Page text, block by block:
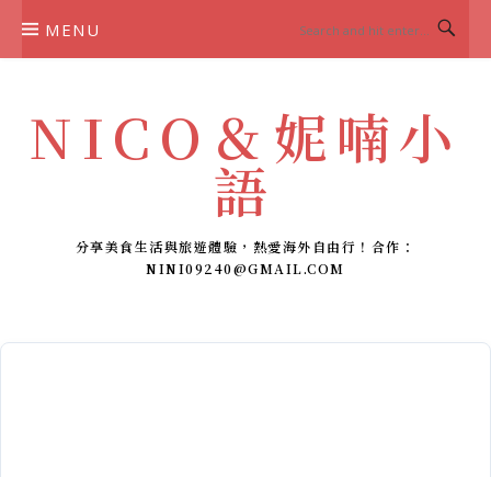
MENU
NICO＆妮喃小
語
分享美食生活與旅遊體驗，熱愛海外自由行！合作：
NINI09240@GMAIL.COM